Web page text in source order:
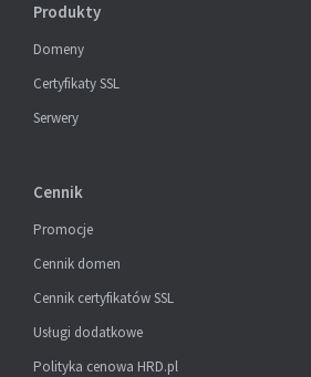
Produkty
Domeny
Certyfikaty SSL
Serwery
Cennik
Promocje
Cennik domen
Cennik certyfikatów SSL
Usługi dodatkowe
Polityka cenowa HRD.pl